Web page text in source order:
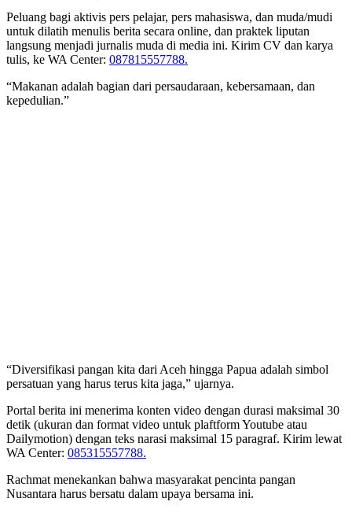
Peluang bagi aktivis pers pelajar, pers mahasiswa, dan muda/mudi
untuk dilatih menulis berita secara online, dan praktek liputan
langsung menjadi jurnalis muda di media ini. Kirim CV dan karya
tulis, ke WA Center: 087815557788.
“Makanan adalah bagian dari persaudaraan, kebersamaan, dan
kepedulian.”
“Diversifikasi pangan kita dari Aceh hingga Papua adalah simbol
persatuan yang harus terus kita jaga,” ujarnya.
Portal berita ini menerima konten video dengan durasi maksimal 30
detik (ukuran dan format video untuk plaftform Youtube atau
Dailymotion) dengan teks narasi maksimal 15 paragraf. Kirim lewat
WA Center: 085315557788.
Rachmat menekankan bahwa masyarakat pencinta pangan
Nusantara harus bersatu dalam upaya bersama ini.